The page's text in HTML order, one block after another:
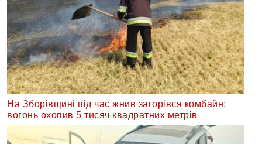
На Зборівщині під час жнив загорівся комбайн:
вогонь охопив 5 тисяч квадратних метрів